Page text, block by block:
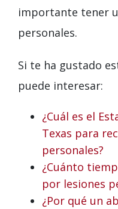
importante tener
personales.
Si te ha gustado
puede interesar:
¿Cuál es el
Texas para
personales?
¿Cuánto
por lesiones
¿Por qué un